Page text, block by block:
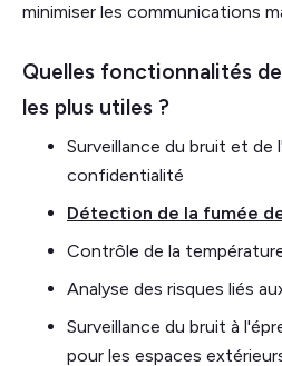
minimiser les communications
Quelles fonctionnalités
les plus utiles ?
Surveillance du bruit et
confidentialité
Détection de la fumée
Contrôle de la
Analyse des risques liés
Surveillance du bruit à
pour les espaces